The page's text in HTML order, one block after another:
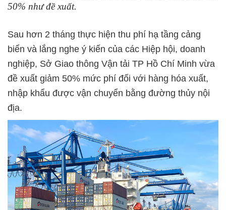
50% như đề xuất.
Sau hơn 2 tháng thực hiện thu phí hạ tầng cảng
biển và lắng nghe ý kiến của các Hiệp hội, doanh
nghiệp, Sở Giao thông Vận tải TP Hồ Chí Minh vừa
đề xuất giảm 50% mức phí đối với hàng hóa xuất,
nhập khẩu được vận chuyển bằng đường thủy nội
địa.